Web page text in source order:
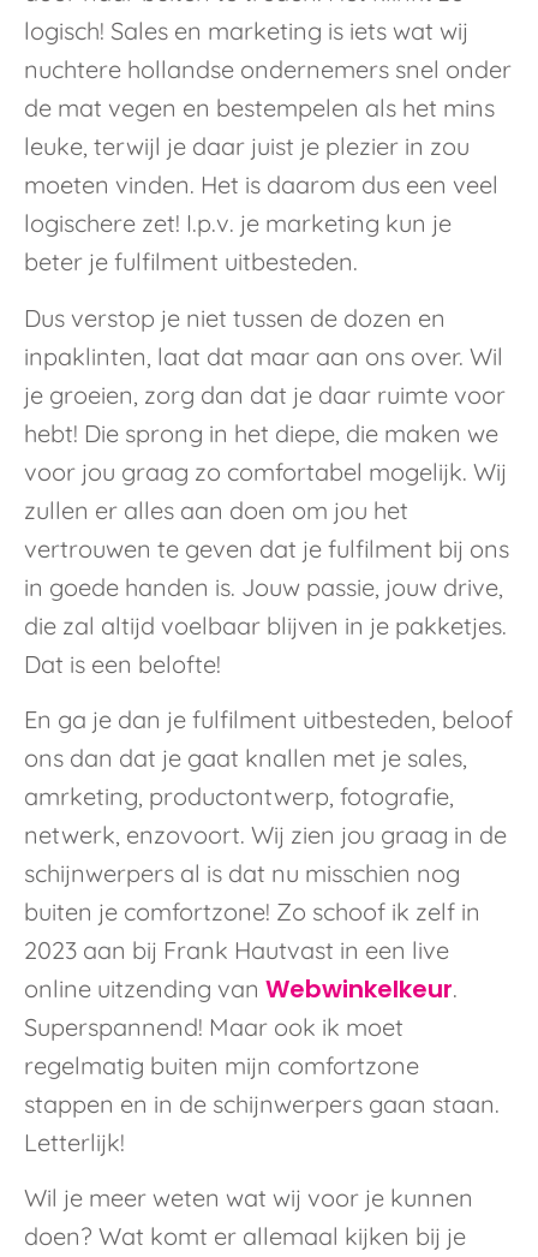
logisch! Sales en marketing is iets wat wij
nuchtere hollandse ondernemers snel onder
de mat vegen en bestempelen als het mins
leuke, terwijl je daar juist je plezier in zou
moeten vinden. Het is daarom dus een veel
logischere zet! I.p.v. je marketing kun je
beter je fulfilment uitbesteden.
Dus verstop je niet tussen de dozen en
inpaklinten, laat dat maar aan ons over. Wil
je groeien, zorg dan dat je daar ruimte voor
hebt! Die sprong in het diepe, die maken we
voor jou graag zo comfortabel mogelijk. Wij
zullen er alles aan doen om jou het
vertrouwen te geven dat je fulfilment bij ons
in goede handen is. Jouw passie, jouw drive,
die zal altijd voelbaar blijven in je pakketjes.
Dat is een belofte!
En ga je dan je fulfilment uitbesteden, beloof
ons dan dat je gaat knallen met je sales,
amrketing, productontwerp, fotografie,
netwerk, enzovoort. Wij zien jou graag in de
schijnwerpers al is dat nu misschien nog
buiten je comfortzone! Zo schoof ik zelf in
2023 aan bij Frank Hautvast in een live
online uitzending van Webwinkelkeur.
Superspannend! Maar ook ik moet
regelmatig buiten mijn comfortzone
stappen en in de schijnwerpers gaan staan.
Letterlijk!
Wil je meer weten wat wij voor je kunnen
doen? Wat komt er allemaal kijken bij je